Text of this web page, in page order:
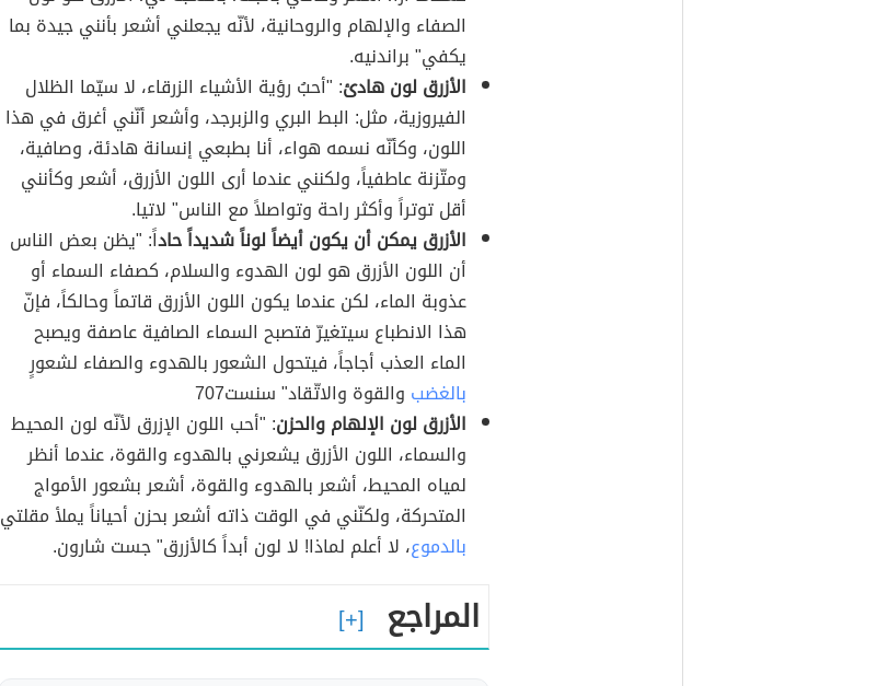
الصفاء والإلهام والروحانية، لأنّه يجعلني أشعر بأنني جيدة بما
يكفي" براندنيه.
الأزرق لون هادئ: "أحبُ رؤية الأشياء الزرقاء، لا سيّما الظلال
الفيروزية، مثل: البط البري والزبرجد، وأشعر أنّني أغرق في هذا
اللون، وكأنّه نسمه هواء، أنا بطبعي إنسانة هادئة، وصافية،
ومتّزنة عاطفياً، ولكنني عندما أرى اللون الأزرق، أشعر وكأنني
أقل توتراً وأكثر راحة وتواصلاً مع الناس" لاتيا.
الأزرق يمكن أن يكون أيضاً لوناً شديداً حاداً: "يظن بعض الناس
أن اللون الأزرق هو لون الهدوء والسلام، كصفاء السماء أو
عذوبة الماء، لكن عندما يكون اللون الأزرق قاتماً وحالكاً، فإنّ
هذا الانطباع سيتغيرّ فتصبح السماء الصافية عاصفة ويصبح
الماء العذب أجاجاً، فيتحول الشعور بالهدوء والصفاء لشعورٍ
بالغضب والقوة والاتّقاد" سنست707
الأزرق لون الإلهام والحزن: "أحب اللون الإزرق لأنّه لون المحيط
والسماء، اللون الأزرق يشعرني بالهدوء والقوة، عندما أنظر
لمياه المحيط، أشعر بالهدوء والقوة، أشعر بشعور الأمواج
المتحركة، ولكنّني في الوقت ذاته أشعر بحزن أحياناً يملأ مقلتي
بالدموع، لا أعلم لماذا! لا لون أبداً كالأزرق" جست شارون.
المراجع